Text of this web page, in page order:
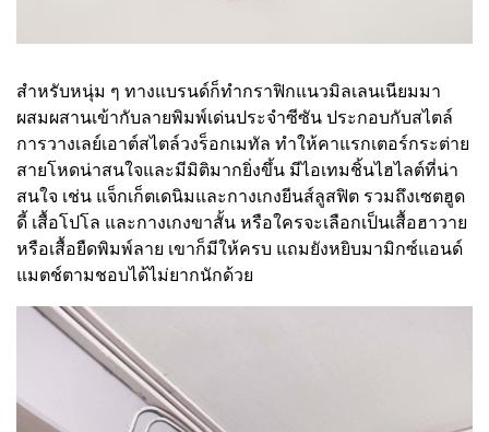
สำหรับหนุ่ม ๆ ทางแบรนด์ก็ทำกราฟิกแนวมิลเลนเนียมมา
ผสมผสานเข้ากับลายพิมพ์เด่นประจำซีซัน ประกอบกับสไตล์
การวางเลย์เอาต์สไตล์วงร็อกเมทัล ทำให้คาแรกเตอร์กระต่าย
สายโหดน่าสนใจและมีมิติมากยิ่งขึ้น มีไอเทมชิ้นไฮไลต์ที่น่า
สนใจ เช่น แจ็กเก็ตเดนิมและกางเกงยีนส์ลูสฟิต รวมถึงเซตฮูด
ดี้ เสื้อโปโล และกางเกงขาสั้น หรือใครจะเลือกเป็นเสื้อฮาวาย
หรือเสื้อยืดพิมพ์ลาย เขาก็มีให้ครบ แถมยังหยิบมามิกซ์แอนด์
แมตช์ตามชอบได้ไม่ยากนักด้วย